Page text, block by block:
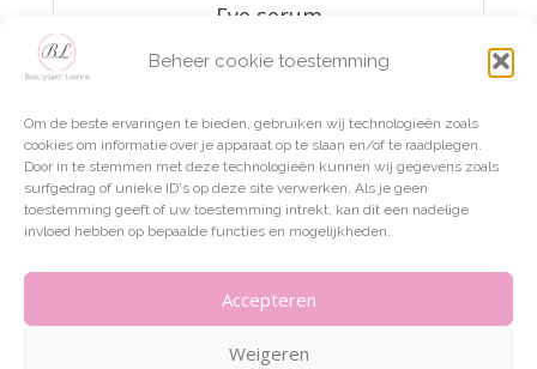
Beheer cookie toestemming
Om de beste ervaringen te bieden, gebruiken wij technologieën zoals
cookies om informatie over je apparaat op te slaan en/of te raadplegen.
Door in te stemmen met deze technologieën kunnen wij gegevens zoals
surfgedrag of unieke ID's op deze site verwerken. Als je geen
toestemming geeft of uw toestemming intrekt, kan dit een nadelige
invloed hebben op bepaalde functies en mogelijkheden.
Accepteren
Weigeren
Eye serum
€22,50
TOEVOEGEN AAN WINKELWAGEN